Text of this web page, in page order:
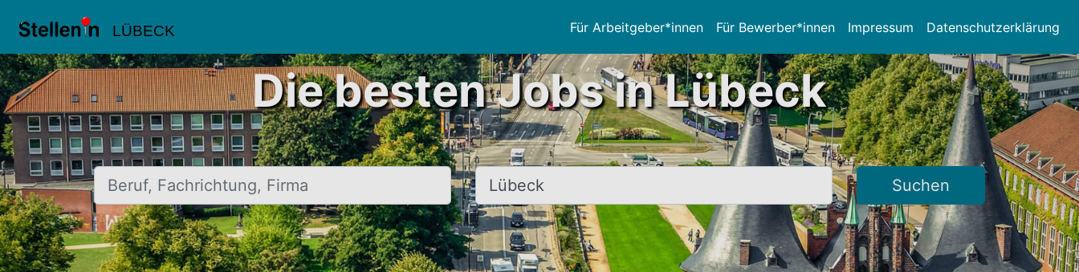
LÜBECK Für Arbeitgeber*innen Für Bewerber*innen Impressum Datenschutzerklärung
Die besten Jobs in Lübeck
Beruf, Fachrichtung, Firma Ort, Stadt Suchen